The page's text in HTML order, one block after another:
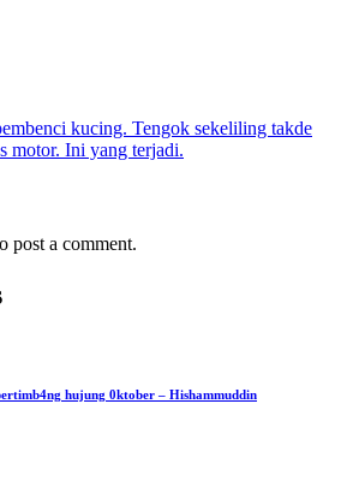
kucing. Tengok sekeliling takde
motor. Ini yang terjadi.
post a comment.
hujung 0ktober – Hishammuddin